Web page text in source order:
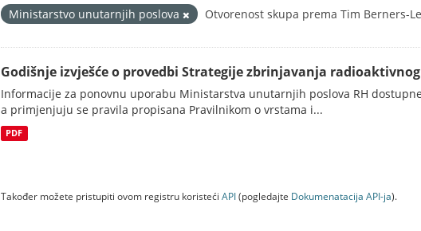
Ministarstvo unutarnjih poslova
Otvorenost skupa prema Tim Berners-
Godišnje izvješće o provedbi Strategije zbrinjavanja
Informacije za ponovnu uporabu Ministarstva unutarnjih poslova RH
a primjenjuju se pravila propisana Pravilnikom o vrstama i...
PDF
Također možete pristupiti ovom registru koristeći API(pogledajte Dokumenаtаcijа API-jа).